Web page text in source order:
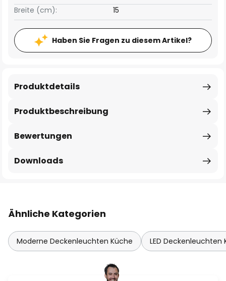
Breite (cm): 15
Haben Sie Fragen zu diesem Artikel?
Produktbeschreibung
Produktdetails
Bewertungen
Downloads
Ähnliche Kategorien
Moderne Deckenleuchten Küche LED Deckenleuchten